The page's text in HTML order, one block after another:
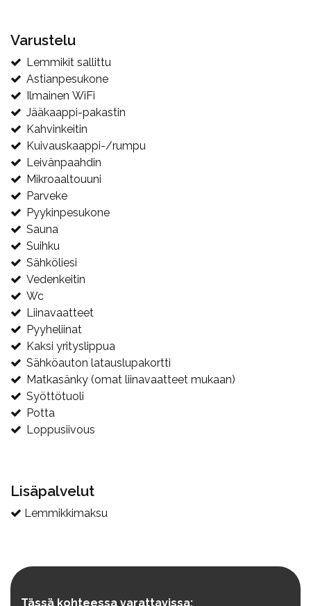
Varustelu
Lemmikit sallittu
Astianpesukone
Ilmainen WiFi
Jääkaappi-pakastin
Kahvinkeitin
Kuivauskaappi-/rumpu
Leivänpaahdin
Mikroaaltouuni
Parveke
Pyykinpesukone
Sauna
Suihku
Sähköliesi
Vedenkeitin
Wc
Liinavaatteet
Pyyheliinat
Kaksi yrityslippua
Sähköauton latauslupakortti
Matkasänky (omat liinavaatteet mukaan)
Syöttötuoli
Potta
Loppusiivous
Lisäpalvelut
Lemmikkimaksu
Tässä kohteessa varattavissa: